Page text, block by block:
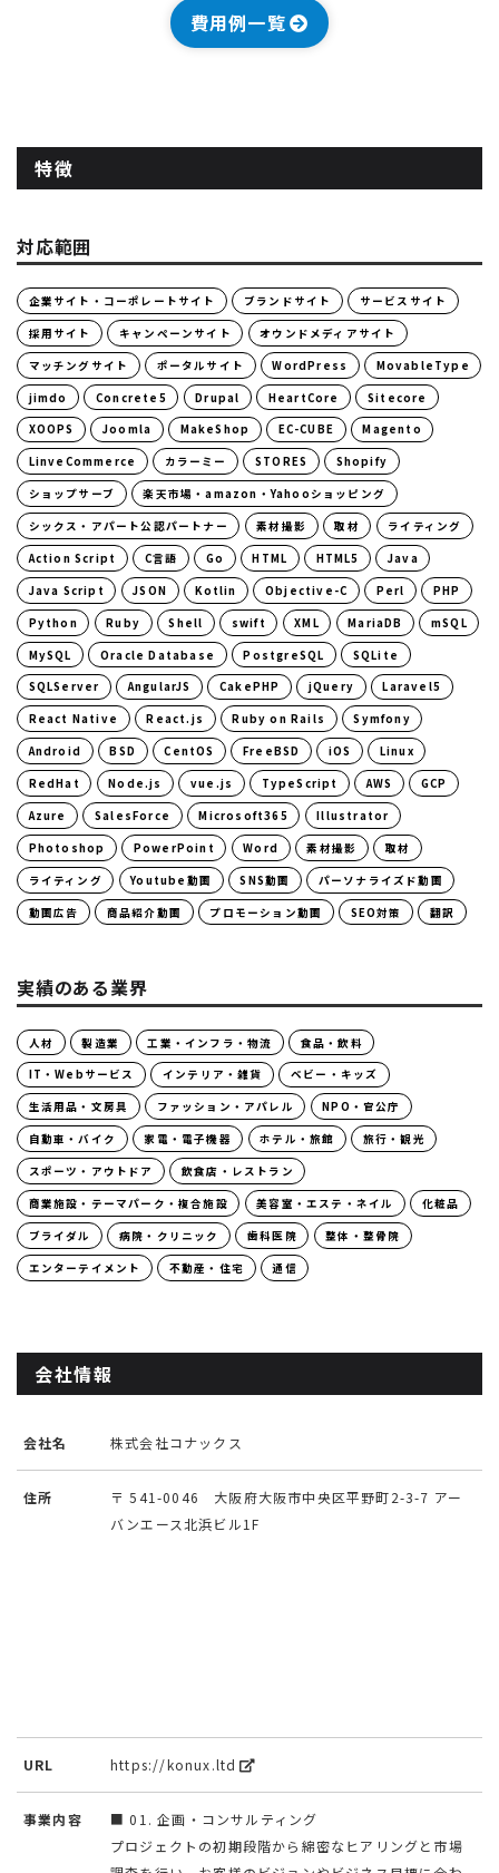
費用例一覧
特徴
対応範囲
企業サイト・コーポレートサイト ブランドサイト サービスサイト
採用サイト キャンペーンサイト オウンドメディアサイト
マッチングサイト ポータルサイト WordPress MovableType
jimdo Concrete5 Drupal HeartCore Sitecore
XOOPS Joomla MakeShop EC-CUBE Magento
LinveCommerce カラーミー STORES Shopify
ショップサーブ 楽天市場・amazon・Yahooショッピング
シックス・アパート公認パートナー 素材撮影 取材 ライティング
Action Script C言語 Go HTML HTML5 Java
Java Script JSON Kotlin Objective-C Perl PHP
Python Ruby Shell swift XML MariaDB mSQL
MySQL Oracle Database PostgreSQL SQLite
SQLServer AngularJS CakePHP jQuery Laravel5
React Native React.js Ruby on Rails Symfony
Android BSD CentOS FreeBSD iOS Linux
RedHat Node.js vue.js TypeScript AWS GCP
Azure SalesForce Microsoft365 Illustrator
Photoshop PowerPoint Word 素材撮影 取材
ライティング Youtube動画 SNS動画 パーソナライズド動画
動画広告 商品紹介動画 プロモーション動画 SEO対策 翻訳
実績のある業界
人材 製造業 工業・インフラ・物流 食品・飲料
IT・Webサービス インテリア・雑貨 ベビー・キッズ
生活用品・文房具 ファッション・アパレル NPO・官公庁
自動車・バイク 家電・電子機器 ホテル・旅館 旅行・観光
スポーツ・アウトドア 飲食店・レストラン
商業施設・テーマパーク・複合施設 美容室・エステ・ネイル 化粧品
ブライダル 病院・クリニック 歯科医院 整体・整骨院
エンターテイメント 不動産・住宅 通信
会社情報
会社名 株式会社コナックス
住所
〒 541-0046 大阪府大阪市中央区平野町2-3-7 アー
バンエース北浜ビル1F
URL https://konux.ltd
事業内容
■ 01. 企画・コンサルティング
プロジェクトの初期段階から綿密なヒアリングと市場